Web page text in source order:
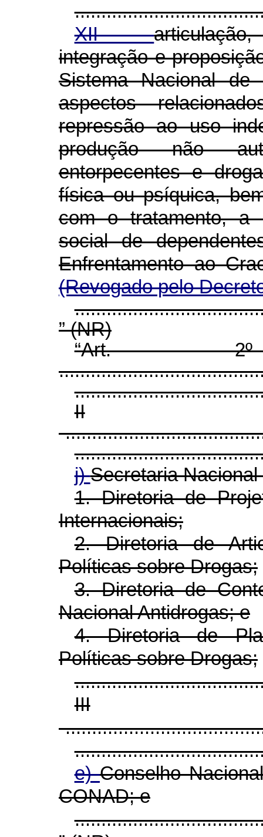
XII -
integração e
Sistema Nacional
aspectos
repressão ao uso
produção não
entorpecentes e
física ou psíquica,
com o tratamento, a
social de
Enfrentamento
(Revogado pelo
” (NR)
II
-
j)Secretaria
1. Diretoria de
Internacionais;
2. Diretoria de
Políticas sobre Drogas;
3. Diretoria de
Nacional Antidrogas; e
4. Diretoria de
Políticas sobre Drogas;
III
-
e)Conselho
CONAD; e